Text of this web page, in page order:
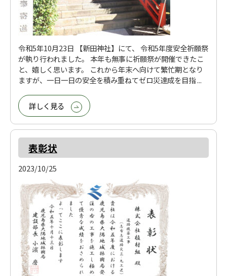
令和5年10月23日 【新田神社】にて、 令和5年度安全祈願祭
が執り行われました。 本年も無事に祈願祭が開催できたこ
と、嬉しく思います。 これから年末へ向けて繁忙期となり
ますが、一日一日の安全を積み重ねてゼロ災達成を目指 ...
詳しく見る
表彰状
2023/10/25